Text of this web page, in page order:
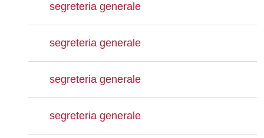
segreteria generale
segreteria generale
segreteria generale
segreteria generale